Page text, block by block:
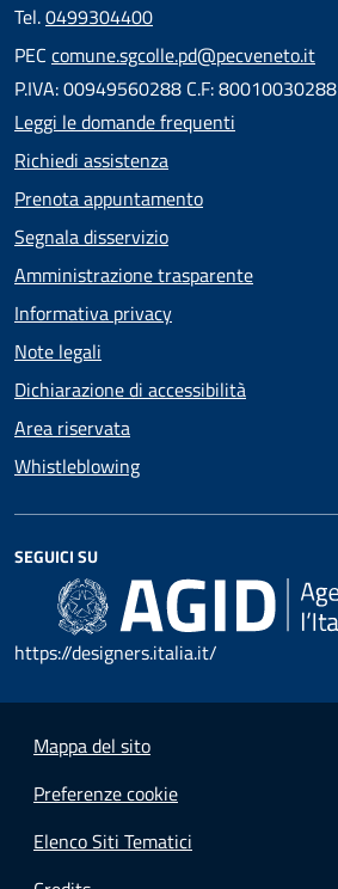
Tel.0499304400
PEC comune.sgcolle.pd@pecveneto.it
P.IVA: 00949560288 C.F: 80010030288
Leggi le domande frequenti
Richiedi assistenza
Prenota appuntamento
Segnala disservizio
Amministrazione trasparente
Informativa privacy
Note legali
Dichiarazione di accessibilità
Area riservata
Whistleblowing
SEGUICI SU
https://designers.italia.it/
Mappa del sito
Preferenze cookie
Elenco Siti Tematici